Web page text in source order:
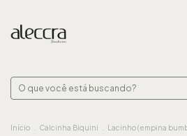
Início Calcinha Biquini Lacinho (empina